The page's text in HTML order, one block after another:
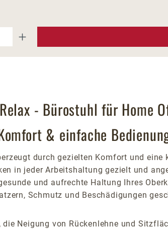
Wert ein oder
- Bürostuhl für Home
& einfache
durch gezielten Komfort und
in jeder Arbeitshaltung gezielt und
und aufrechte Haltung Ihres
Schmutz und Beschädigungen
Neigung von Rückenlehne und